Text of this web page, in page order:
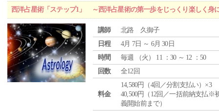
西洋占星術「ステップ1」 ～西洋占星術の第一歩をじっくり楽しく身
講師
北路 久御子
日程
4月 7日 ～ 6月 30日
時間
毎週 （火 ） 11 ：30 ～ 12 ：50
回数
全12回
料金
14,580円（4回／分割支払い）×3
40,500円（12回／一括前納支払※
義開始前まで）